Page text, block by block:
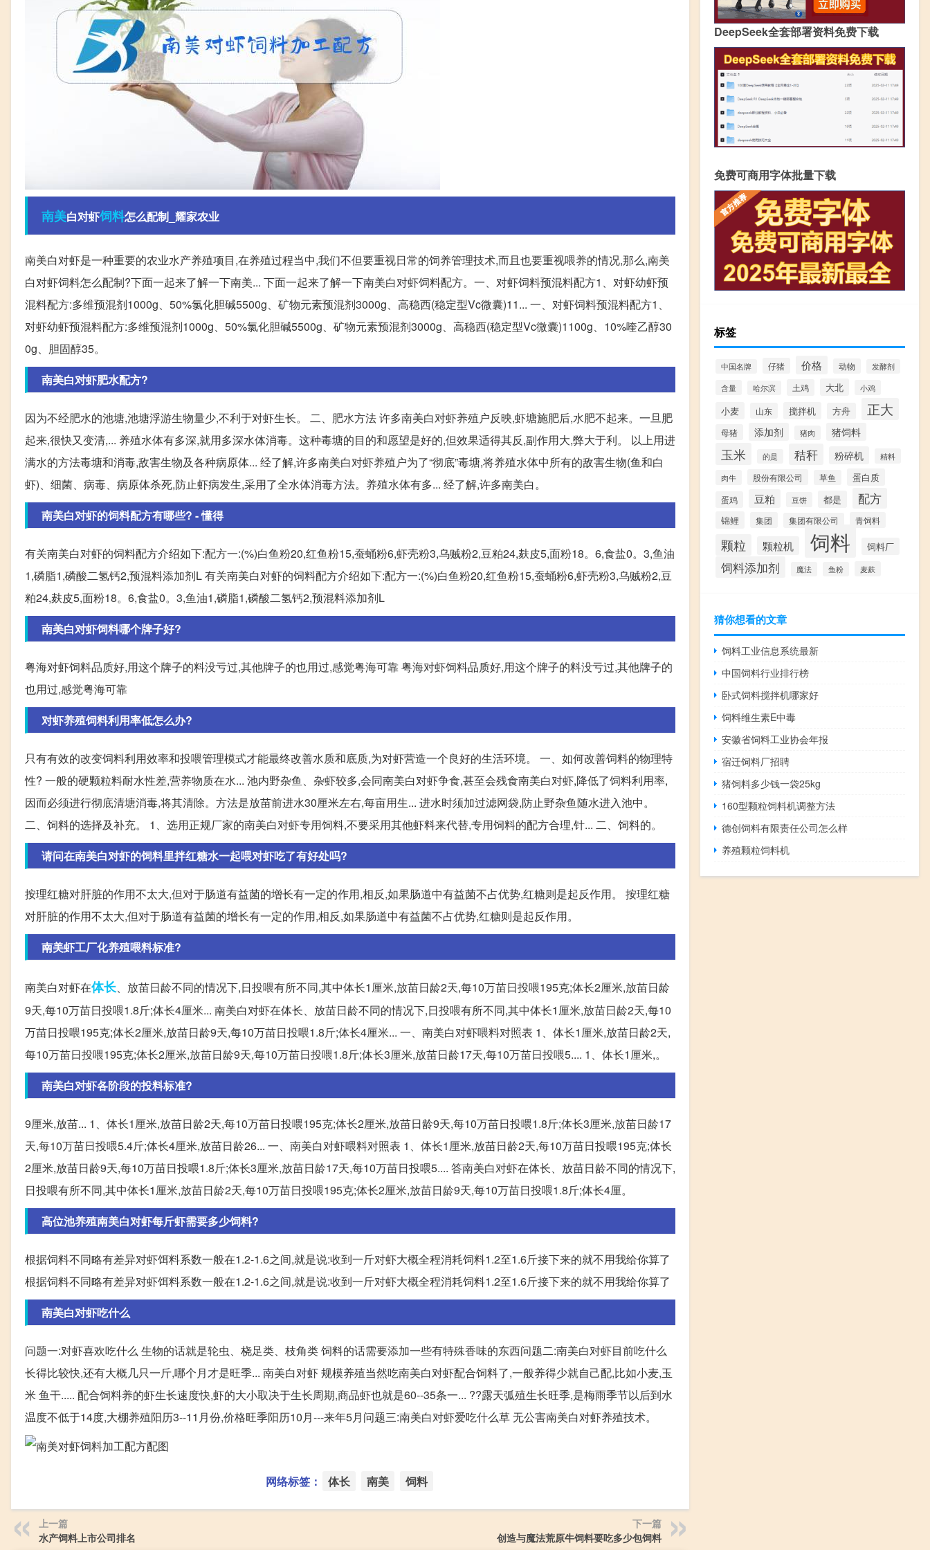
南美白对虾饲料怎么配制_耀家农业
南美白对虾是一种重要的农业水产养殖项目,在养殖过程当中,我们不但要重视日常的饲养管理技术,而且也要重视喂养的情况,那么,南美
白对虾饲料怎么配制?下面一起来了解一下南美... 下面一起来了解一下南美白对虾饲料配方。一、对虾饲料预混料配方1、对虾幼虾预
混料配方:多维预混剂1000g、50%氯化胆碱5500g、矿物元素预混剂3000g、高稳西(稳定型Vc微囊)11... 一、对虾饲料预混料配方1、
对虾幼虾预混料配方:多维预混剂1000g、50%氯化胆碱5500g、矿物元素预混剂3000g、高稳西(稳定型Vc微囊)1100g、10%喹乙醇30
0g、胆固醇35。
南美白对虾肥水配方?
因为不经肥水的池塘,池塘浮游生物量少,不利于对虾生长。 二、肥水方法 许多南美白对虾养殖户反映,虾塘施肥后,水肥不起来。一旦肥
起来,很快又变清,... 养殖水体有多深,就用多深水体消毒。这种毒塘的目的和愿望是好的,但效果适得其反,副作用大,弊大于利。 以上用进
满水的方法毒塘和消毒,敌害生物及各种病原体... 经了解,许多南美白对虾养殖户为了“彻底”毒塘,将养殖水体中所有的敌害生物(鱼和白
虾)、细菌、病毒、病原体杀死,防止虾病发生,采用了全水体消毒方法。养殖水体有多... 经了解,许多南美白。
南美白对虾的饲料配方有哪些? - 懂得
有关南美白对虾的饲料配方介绍如下:配方一:(%)白鱼粉20,红鱼粉15,蚕蛹粉6,虾壳粉3,乌贼粉2,豆粕24,麸皮5,面粉18。6,食盐0。3,鱼油
1,磷脂1,磷酸二氢钙2,预混料添加剂L 有关南美白对虾的饲料配方介绍如下:配方一:(%)白鱼粉20,红鱼粉15,蚕蛹粉6,虾壳粉3,乌贼粉2,豆
粕24,麸皮5,面粉18。6,食盐0。3,鱼油1,磷脂1,磷酸二氢钙2,预混料添加剂L
南美白对虾饲料哪个牌子好?
粤海对虾饲料品质好,用这个牌子的料没亏过,其他牌子的也用过,感觉粤海可靠 粤海对虾饲料品质好,用这个牌子的料没亏过,其他牌子的
也用过,感觉粤海可靠
对虾养殖饲料利用率低怎么办?
只有有效的改变饲料利用效率和投喂管理模式才能最终改善水质和底质,为对虾营造一个良好的生活环境。 一、如何改善饲料的物理特
性? 一般的硬颗粒料耐水性差,营养物质在水... 池内野杂鱼、杂虾较多,会同南美白对虾争食,甚至会残食南美白对虾,降低了饲料利用率,
因而必须进行彻底清塘消毒,将其清除。方法是放苗前进水30厘米左右,每亩用生... 进水时须加过滤网袋,防止野杂鱼随水进入池中。
二、饲料的选择及补充。 1、选用正规厂家的南美白对虾专用饲料,不要采用其他虾料来代替,专用饲料的配方合理,针... 二、饲料的。
请问在南美白对虾的饲料里拌红糖水一起喂对虾吃了有好处吗?
按理红糖对肝脏的作用不太大,但对于肠道有益菌的增长有一定的作用,相反,如果肠道中有益菌不占优势,红糖则是起反作用。 按理红糖
对肝脏的作用不太大,但对于肠道有益菌的增长有一定的作用,相反,如果肠道中有益菌不占优势,红糖则是起反作用。
南美虾工厂化养殖喂料标准?
南美白对虾在体长、放苗日龄不同的情况下,日投喂有所不同,其中体长1厘米,放苗日龄2天,每10万苗日投喂195克;体长2厘米,放苗日龄
9天,每10万苗日投喂1.8斤;体长4厘米... 南美白对虾在体长、放苗日龄不同的情况下,日投喂有所不同,其中体长1厘米,放苗日龄2天,每10
万苗日投喂195克;体长2厘米,放苗日龄9天,每10万苗日投喂1.8斤;体长4厘米... 一、南美白对虾喂料对照表 1、体长1厘米,放苗日龄2天,
每10万苗日投喂195克;体长2厘米,放苗日龄9天,每10万苗日投喂1.8斤;体长3厘米,放苗日龄17天,每10万苗日投喂5.... 1、体长1厘米,。
南美白对虾各阶段的投料标准?
9厘米,放苗... 1、体长1厘米,放苗日龄2天,每10万苗日投喂195克;体长2厘米,放苗日龄9天,每10万苗日投喂1.8斤;体长3厘米,放苗日龄17
天,每10万苗日投喂5.4斤;体长4厘米,放苗日龄26... 一、南美白对虾喂料对照表 1、体长1厘米,放苗日龄2天,每10万苗日投喂195克;体长
2厘米,放苗日龄9天,每10万苗日投喂1.8斤;体长3厘米,放苗日龄17天,每10万苗日投喂5.... 答南美白对虾在体长、放苗日龄不同的情况下,
日投喂有所不同,其中体长1厘米,放苗日龄2天,每10万苗日投喂195克;体长2厘米,放苗日龄9天,每10万苗日投喂1.8斤;体长4厘。
高位池养殖南美白对虾每斤虾需要多少饲料?
根据饲料不同略有差异对虾饵料系数一般在1.2-1.6之间,就是说:收到一斤对虾大概全程消耗饲料1.2至1.6斤接下来的就不用我给你算了
根据饲料不同略有差异对虾饵料系数一般在1.2-1.6之间,就是说:收到一斤对虾大概全程消耗饲料1.2至1.6斤接下来的就不用我给你算了
南美白对虾吃什么
问题一:对虾喜欢吃什么 生物的话就是轮虫、桡足类、枝角类 饲料的话需要添加一些有特殊香味的东西问题二:南美白对虾目前吃什么
长得比较快,还有大概几只一斤,哪个月才是旺季... 南美白对虾 规模养殖当然吃南美白对虾配合饲料了,一般养得少就自己配,比如小麦,玉
米 鱼干..... 配合饲料养的虾生长速度快,虾的大小取决于生长周期,商品虾也就是60--35条一... ??露天弧殖生长旺季,是梅雨季节以后到水
温度不低于14度,大棚养殖阳历3--11月份,价格旺季阳历10月---来年5月问题三:南美白对虾爱吃什么草 无公害南美白对虾养殖技术。
网络标签： 体长 南美 饲料
上一篇
水产饲料上市公司排名
下一篇
创造与魔法荒原牛饲料要吃多少包饲料
DeepSeek全套部署资料免费下载
免费可商用字体批量下载
标签
中国名牌 仔猪 价格 动物 发酵剂
含量 哈尔滨 土鸡 大北 小鸡
小麦 山东 搅拌机 方舟 正大
母猪 添加剂 猪肉 猪饲料
玉米 的是 秸秆 粉碎机
精料
肉牛
股份有限公司 草鱼 蛋白质
蛋鸡 豆粕 豆饼 都是 配方
锦鲤 集团 集团有限公司 青饲料
颗粒 颗粒机 饲料 饲料厂
饲料添加剂 魔法 鱼粉 麦麸
猜你想看的文章
饲料工业信息系统最新
中国饲料行业排行榜
卧式饲料搅拌机哪家好
饲料维生素E中毒
安徽省饲料工业协会年报
宿迁饲料厂招聘
猪饲料多少钱一袋25kg
160型颗粒饲料机调整方法
德创饲料有限责任公司怎么样
养殖颗粒饲料机